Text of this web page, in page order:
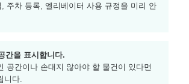
, 주차 등록, 엘리베이터 사용 규정을 미리 안
간을 표시합니다.
공간이나 손대지 않아야 할 물건이 있다면
니다.